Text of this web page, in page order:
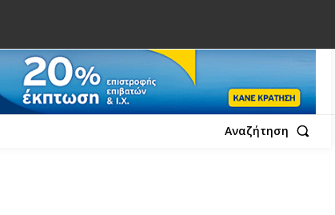
Αναζήτηση